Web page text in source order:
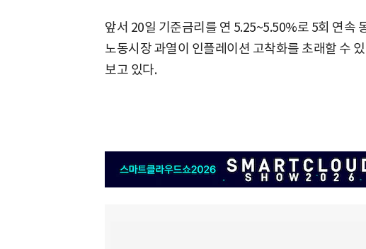
앞서 20일 기준금리를 연 5.25~5.50%로 5회 연속
노동시장 과열이 인플레이션 고착화를 초래할 수
보고 있다.